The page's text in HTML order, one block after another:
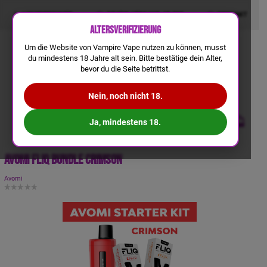
LIQUIDRECHNER GRATIS VERSAND AB 50€ KONTAKT
Avomi Fliq Bundle Crimson
Avomi
Altersverifizierung
Um die Website von Vampire Vape nutzen zu können, musst
du mindestens 18 Jahre alt sein. Bitte bestätige dein Alter,
bevor du die Seite betrittst.
Nein, noch nicht 18.
Ja, mindestens 18.